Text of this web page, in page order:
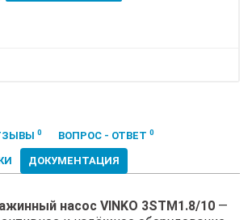
0 ВОПРОС - ОТВЕТ 0
ДОКУМЕНТАЦИЯ
насос VINKO 3STM1.8/10 —